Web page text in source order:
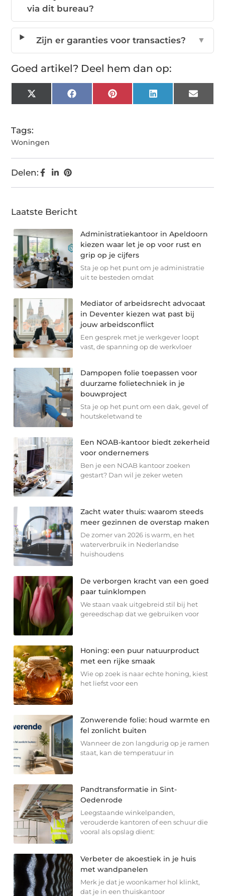
via dit bureau?
Zijn er garanties voor transacties? ▼
Goed artikel? Deel hem dan op:
X
(Twitter)
FacebookPinterest LinkedIn Email
Tags:
Woningen
Delen:
Laatste Bericht
Administratiekantoor in Apeldoorn
kiezen waar let je op voor rust en
grip op je cijfers
Sta je op het punt om je administratie
uit te besteden omdat
Mediator of arbeidsrecht advocaat
in Deventer kiezen wat past bij
jouw arbeidsconflict
Een gesprek met je werkgever loopt
vast, de spanning op de werkvloer
Dampopen folie toepassen voor
duurzame folietechniek in je
bouwproject
Sta je op het punt om een dak, gevel of
houtskeletwand te
Een NOAB-kantoor biedt zekerheid
voor ondernemers
Ben je een NOAB kantoor zoeken
gestart? Dan wil je zeker weten
Zacht water thuis: waarom steeds
meer gezinnen de overstap maken
De zomer van 2026 is warm, en het
waterverbruik in Nederlandse
huishoudens
De verborgen kracht van een goed
paar tuinklompen
We staan vaak uitgebreid stil bij het
gereedschap dat we gebruiken voor
Honing: een puur natuurproduct
met een rijke smaak
Wie op zoek is naar echte honing, kiest
het liefst voor een
Zonwerende folie: houd warmte en
fel zonlicht buiten
Wanneer de zon langdurig op je ramen
staat, kan de temperatuur in
Pandtransformatie in Sint-
Oedenrode
Leegstaande winkelpanden,
verouderde kantoren of een schuur die
vooral als opslag dient:
Verbeter de akoestiek in je huis
met wandpanelen
Merk je dat je woonkamer hol klinkt,
dat je in een thuiskantoor